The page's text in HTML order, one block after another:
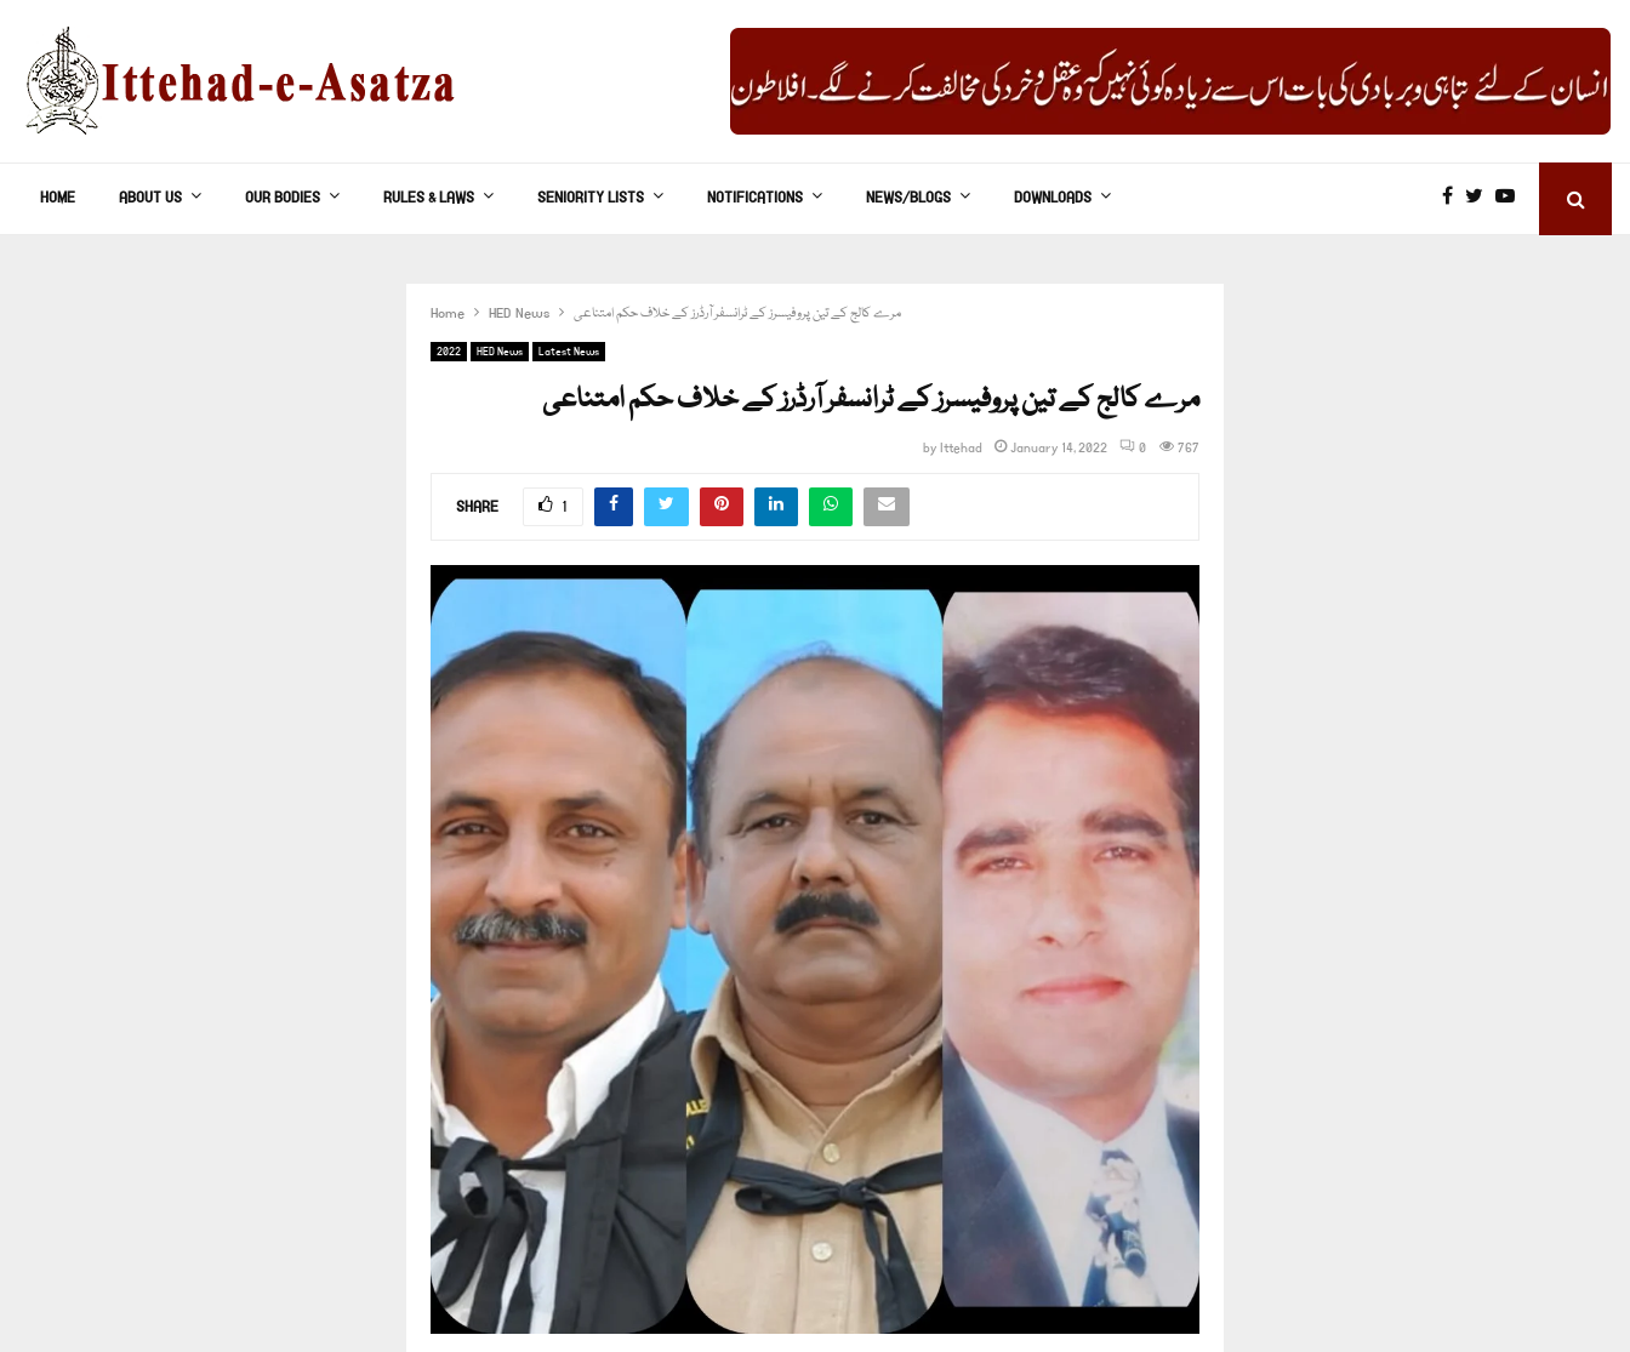
HOME ABOUT US OUR BODIES RULES & LAWS SENIORITY LISTS NOTIFICATIONS NEWS/BLOGS DOWNLOADS
Home HED News مرے کالج کے تین پروفیسرز کے ٹرانسفر آرڈرز کے خلاف حکم امتناعی
2022 HED News Latest News
مرے کالج کے تین پروفیسرز کے ٹرانسفر آرڈرز کے خلاف حکم امتناعی
byIttehad January 14, 2022 0 767
SHARE 1